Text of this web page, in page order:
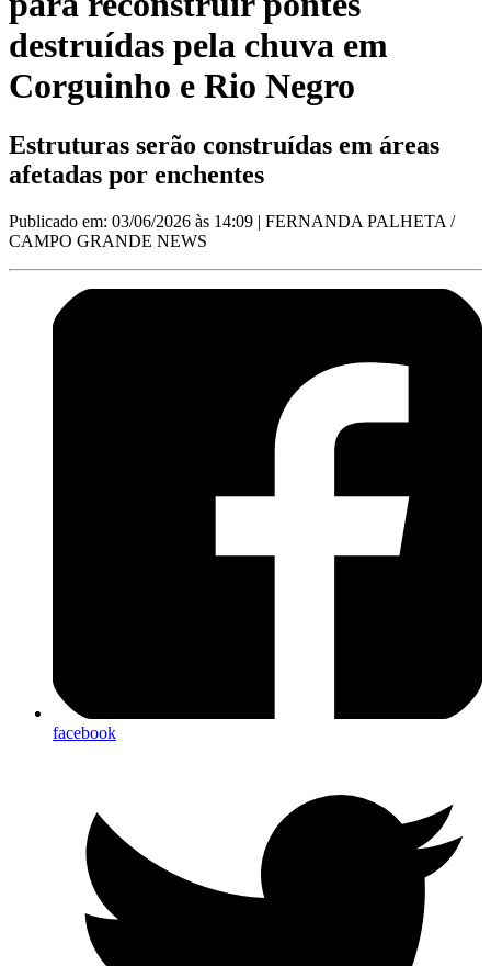
destruídas pela chuva em
Corguinho e Rio Negro
Estruturas serão construídas em áreas
afetadas por enchentes
Publicado em: 03/06/2026 às 14:09 | FERNANDA PALHETA /
CAMPO GRANDE NEWS
facebook